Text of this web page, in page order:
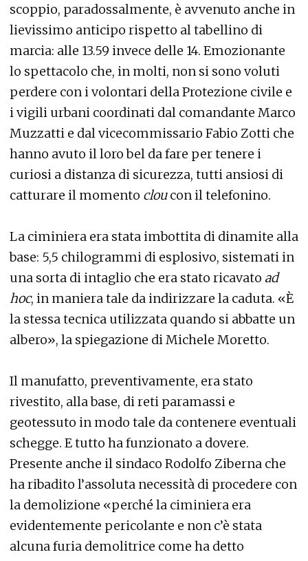
scoppio, paradossalmente, è avvenuto anche in
lievissimo anticipo rispetto al tabellino di
marcia: alle 13.59 invece delle 14. Emozionante
lo spettacolo che, in molti, non si sono voluti
perdere con i volontari della Protezione civile e
i vigili urbani coordinati dal comandante Marco
Muzzatti e dal vicecommissario Fabio Zotti che
hanno avuto il loro bel da fare per tenere i
curiosi a distanza di sicurezza, tutti ansiosi di
catturare il momento cloucon il telefonino.
La ciminiera era stata imbottita di dinamite alla
base: 5,5 chilogrammi di esplosivo, sistemati in
una sorta di intaglio che era stato ricavato ad
hoc, in maniera tale da indirizzare la caduta. «È
la stessa tecnica utilizzata quando si abbatte un
albero», la spiegazione di Michele Moretto.
Il manufatto, preventivamente, era stato
rivestito, alla base, di reti paramassi e
geotessuto in modo tale da contenere eventuali
schegge. E tutto ha funzionato a dovere.
Presente anche il sindaco Rodolfo Ziberna che
ha ribadito l’assoluta necessità di procedere con
la demolizione «perché la ciminiera era
evidentemente pericolante e non c’è stata
alcuna furia demolitrice come ha detto